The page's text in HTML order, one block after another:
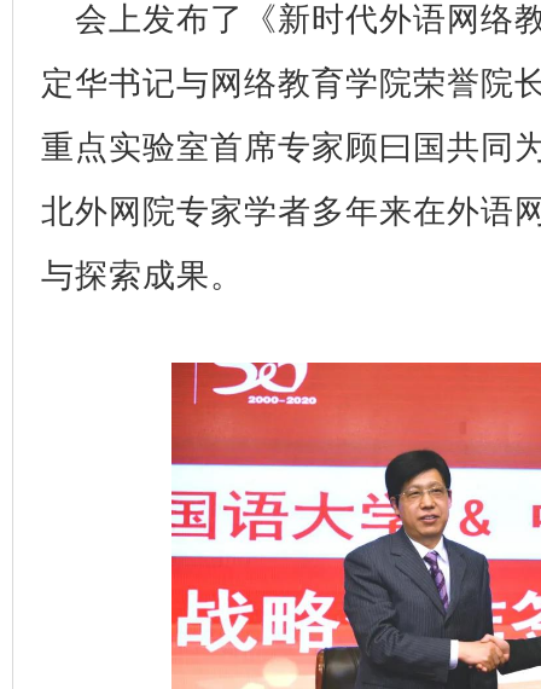
会上发布了《新时代外语网络
定华书记与网络教育学院荣誉院
重点实验室首席专家顾曰国共同
北外网院专家学者多年来在外语
与探索成果。